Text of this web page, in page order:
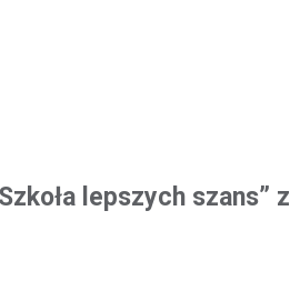
lepszych szans” z